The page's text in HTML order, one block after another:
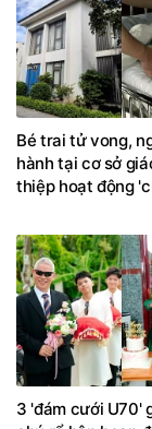
Bé trai tử vong,
hành tại cơ sở
thiệp hoạt động
3 'đám cưới U70'